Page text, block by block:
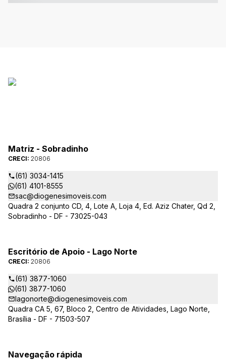
Matriz - Sobradinho
CRECI: 20806
(61) 3034-1415
(61) 4101-8555
sac@diogenesimoveis.com
Quadra 2 conjunto CD, 4, Lote A, Loja 4, Ed. Aziz Chater, Qd 2,
Sobradinho - DF - 73025-043
Escritório de Apoio - Lago Norte
CRECI: 20806
(61) 3877-1060
(61) 3877-1060
lagonorte@diogenesimoveis.com
Quadra CA 5, 67, Bloco 2, Centro de Atividades, Lago Norte,
Brasília - DF - 71503-507
Navegação rápida